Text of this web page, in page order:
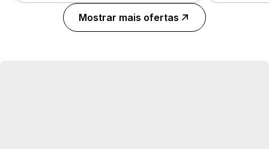
Mostrar mais ofertas